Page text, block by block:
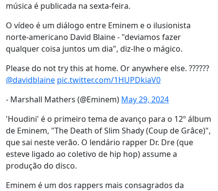
música é publicada na sexta-feira.
O vídeo é um diálogo entre Eminem e o ilusionista
norte-americano David Blaine - "deviamos fazer
qualquer coisa juntos um dia", diz-lhe o mágico.
Please do not try this at home. Or anywhere else. ??????
@davidblaine pic.twitter.com/1HUPDkiaV0
- Marshall Mathers (@Eminem) May 29, 2024
'Houdini' é o primeiro tema de avanço para o 12º álbum
de Eminem, "The Death of Slim Shady (Coup de Grâce)",
que sai neste verão. O lendário rapper Dr. Dre (que
esteve ligado ao coletivo de hip hop) assume a
produção do disco.
Eminem é um dos rappers mais consagrados da